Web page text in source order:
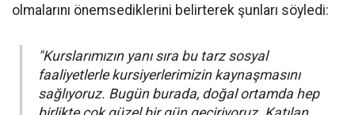
olmalarını önemsediklerini belirterek şunları söyledi:
"Kurslarımızın yanı sıra bu tarz sosyal
faaliyetlerle kursiyerlerimizin kaynaşmasını
sağlıyoruz. Bugün burada, doğal ortamda hep